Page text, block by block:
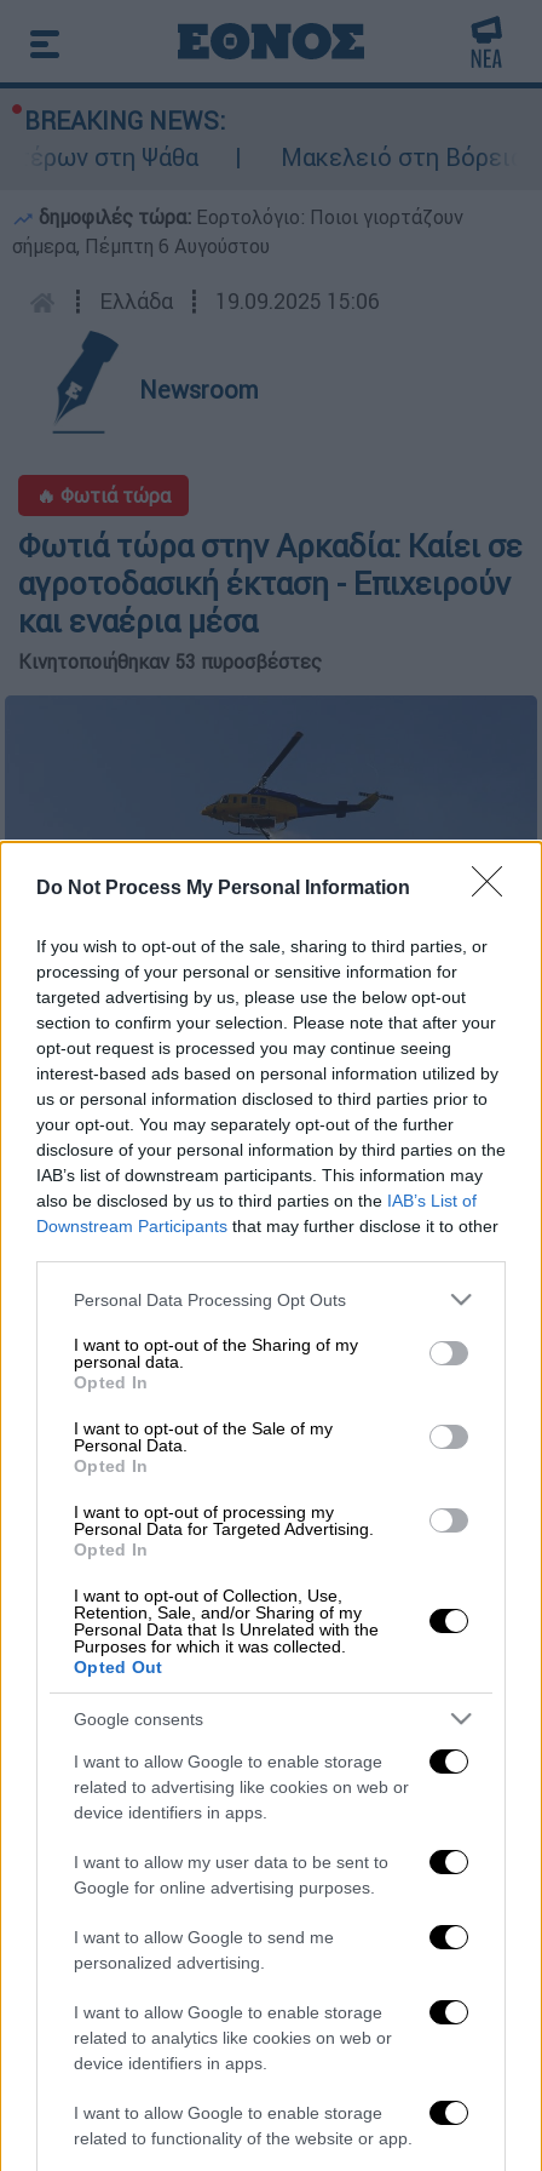
Do Not Process My Personal Information
If you wish to opt-out of the sale, sharing to third parties, or
processing of your personal or sensitive information for
targeted advertising by us, please use the below opt-out
section to confirm your selection. Please note that after your
opt-out request is processed you may continue seeing
interest-based ads based on personal information utilized by
us or personal information disclosed to third parties prior to
your opt-out. You may separately opt-out of the further
disclosure of your personal information by third parties on the
IAB’s list of downstream participants. This information may
also be disclosed by us to third parties on the IAB’s List of
Downstream Participants that may further disclose it to other
Please note that this website/app uses one or more Google
not limited to your visit or usage behaviour. You may click to
grant or deny consent to Google and its third-party tags to
use your data for below specified purposes in below Google
consent section.
Personal Data Processing Opt Outs
I want to opt-out of the Sharing of my
personal data.
Opted In
I want to opt-out of the Sale of my
Personal Data.
Opted In
I want to opt-out of processing my
Personal Data for Targeted Advertising.
Opted In
I want to opt-out of Collection, Use,
Retention, Sale, and/or Sharing of my
Personal Data that Is Unrelated with the
Purposes for which it was collected.
Opted Out
Google consents
I want to allow Google to enable storage
related to advertising like cookies on web or
device identifiers in apps.
I want to allow my user data to be sent to
Google for online advertising purposes.
I want to allow Google to send me
personalized advertising.
I want to allow Google to enable storage
related to analytics like cookies on web or
device identifiers in apps.
I want to allow Google to enable storage
related to functionality of the website or app.
BREAKING NEWS:
στη Ψάθα
Μακελειό στη Βόρεια
δημοφιλές τώρα: Εορτολόγιο: Ποιοι γιορτάζουν
σήμερα, Πέμπτη 6 Αυγούστου
┋ Ελλάδα ┋ 19.09.2025 15:06
Newsroom
🔥 Φωτιά τώρα
Φωτιά τώρα στην Αρκαδία: Καίει σε
αγροτοδασική έκταση - Επιχειρούν
και εναέρια μέσα
Κινητοποιήθηκαν 53 πυροσβέστες
(ΑΡΓΥΡΗΣ ΜΑΝΤΙΚΟΣ/EUROKINISSI)
Προσθέστε το ΕΘΝΟΣ στη Google
Φωτιά σε αγροτοδασική έκταση στην
περιοχή Λιοδώρα Αρκαδίας.
15 οχήματα, ένα αεροσκάφος και δύο
ελικόπτερα.
ΔΙΑΒΑΣΤΕ ΕΠΙΣΗΣ
Ελλάδα|19.09.2025 14:55
Δεμένα τα πλοία την Τετάρτη 1η
Οκτωβρίου - 24ωρη απεργία της ΠΝΟ
Συνδρομή από υδροφόρες ΟΤΑ.
#Πυρκαγιάσε αγροτοδασική έκταση
Κινητοποιήθηκαν 53
#πυροσβέστεςμε3 ομάδες
ΕΜΟΔΕ, 15 οχήματα, 1 Α/Φ και 2 Ε/Π.
Συνδρομή από υδροφόρες ΟΤΑ.
— Πυροσβεστικό Σώμα
(@pyrosvestiki)
September 19, 2025
Διαβάστε ακόμη
κατέθεσαν οι δύο τραυματίες από τη
σύγκρουση των ελικοπτέρων στη Ψάθα